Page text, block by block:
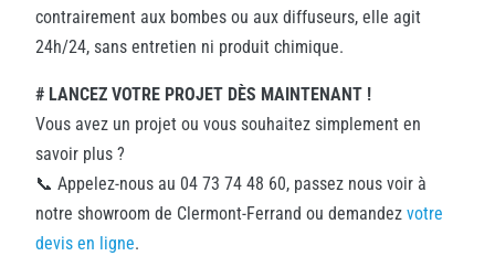
contrairement aux bombes ou aux diffuseurs, elle agit
24h/24, sans entretien ni produit chimique.
# LANCEZ VOTRE PROJET DÈS MAINTENANT !
Vous avez un projet ou vous souhaitez simplement en
savoir plus ?
📞 Appelez-nous au 04 73 74 48 60, passez nous voir à
notre showroom de Clermont-Ferrand ou demandez votre
devis en ligne.